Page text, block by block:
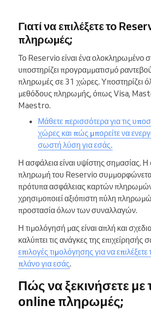
Γιατί να επιλέξετε το
πληρωμές;
Το Reservio είναι ένα ολoκληρωμένο
υποστηρίζει προγραμματισμό
πληρωμές σε 31 χώρες. Υποστηρίζει
μεθόδους πληρωμής, όπως Visa,
Maestro.
Μάθετε περισσότερα για τις
χώρες και πώς μπορείτε να
σωστή λύση για εσάς.
Η ασφάλεια είναι υψίστης σημασίας.
πληρωμή του Reservio
πρότυπα ασφάλειας καρτών πληρωμών
χρησιμοποιεί αξιόπιστη πύλη
προστασία όλων των συναλλαγών.
Η τιμολόγησή μας είναι απλή και
καλύπτει τις ανάγκες της επιχείρησής
επιλογές τιμολόγησης για να
πλάνο για εσάς.
Πώς να ξεκινήσετε με
online πληρωμές;